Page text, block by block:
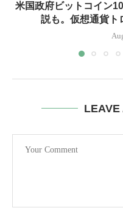
米国政府ビットコイン
説も。仮想通貨ト
LEAVE